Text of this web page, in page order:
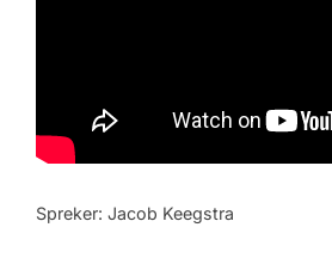
Spreker: Jacob Keegstra